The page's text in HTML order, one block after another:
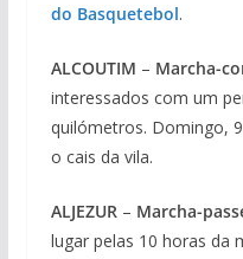
do Basquetebol.
ALCOUTIM – Marcha-
interessados com um
quilómetros. Domingo,
o cais da vila.
ALJEZUR – Marcha-
lugar pelas 10 horas da